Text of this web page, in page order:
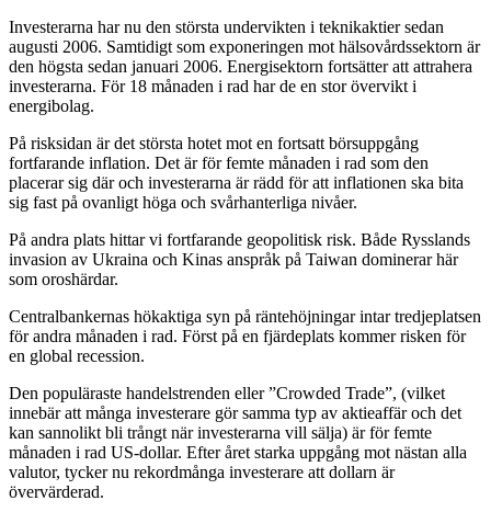
Investerarna har nu den största undervikten i teknikaktier sedan
augusti 2006. Samtidigt som exponeringen mot hälsovårdssektorn är
den högsta sedan januari 2006. Energisektorn fortsätter att attrahera
investerarna. För 18 månaden i rad har de en stor övervikt i
energibolag.
På risksidan är det största hotet mot en fortsatt börsuppgång
fortfarande inflation. Det är för femte månaden i rad som den
placerar sig där och investerarna är rädd för att inflationen ska bita
sig fast på ovanligt höga och svårhanterliga nivåer.
På andra plats hittar vi fortfarande geopolitisk risk. Både Rysslands
invasion av Ukraina och Kinas anspråk på Taiwan dominerar här
som oroshärdar.
Centralbankernas hökaktiga syn på räntehöjningar intar tredjeplatsen
för andra månaden i rad. Först på en fjärdeplats kommer risken för
en global recession.
Den populäraste handelstrenden eller ”Crowded Trade”, (vilket
innebär att många investerare gör samma typ av aktieaffär och det
kan sannolikt bli trångt när investerarna vill sälja) är för femte
månaden i rad US-dollar. Efter året starka uppgång mot nästan alla
valutor, tycker nu rekordmånga investerare att dollarn är
övervärderad.